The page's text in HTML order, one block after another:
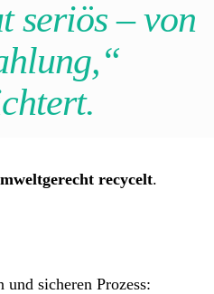
seriös – von
recycelt.
sicheren Prozess: